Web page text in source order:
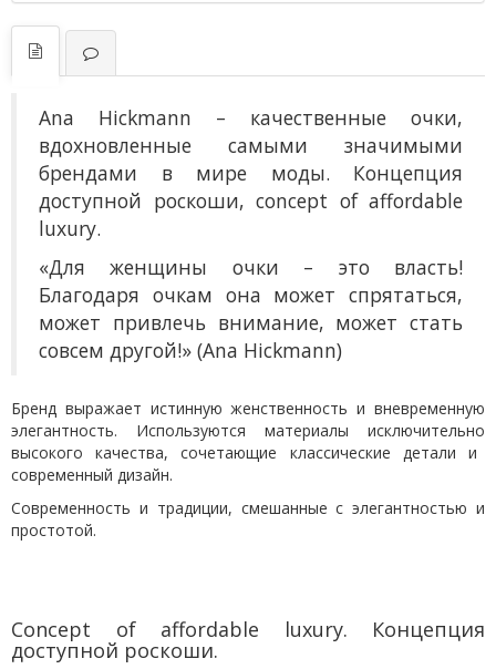
Ana Hickmann – качественные очки,
вдохновленные самыми значимыми
брендами в мире моды. Концепция
доступной роскоши, concept of affordable
luxury.
«Для женщины очки – это власть!
Благодаря очкам она может спрятаться,
может привлечь внимание, может стать
совсем другой!» (Ana Hickmann)
Бренд выражает истинную женственность и вневременную
элегантность. Используются материалы исключительно
высокого качества, сочетающие классические детали и
современный дизайн.
Современность и традиции, смешанные с элегантностью и
простотой.
Concept of affordable luxury. Концепция
доступной роскоши.